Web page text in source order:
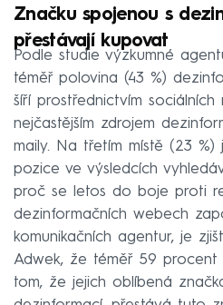
Značku spojenou s
přestávají kupovat
Podle studie výzkumné
téměř polovina (43 %)
šíří prostřednictvím sociálních
nejčastějším zdrojem
maily. Na třetím místě (23 %)
pozice ve výsledcích
proč se letos do boje proti
dezinformačních webech
komunikačních agentur, je
Adwek, že téměř 59 procent
tom, že jejich oblíbená